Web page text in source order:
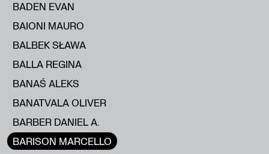
BADEN EVAN
BAIONI MAURO
BALBEK SŁAWA
BALLA REGINA
BANAŚ ALEKS
BANATVALA OLIVER
BARBER DANIEL A.
BARISON MARCELLO